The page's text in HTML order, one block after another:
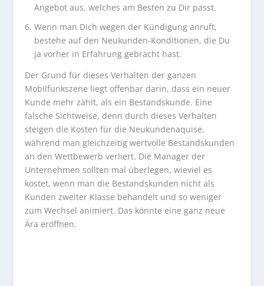
Angebot aus, welches am Besten zu Dir passt.
Wenn man Dich wegen der Kündigung anruft,
bestehe auf den Neukunden-Konditionen, die Du
ja vorher in Erfahrung gebracht hast.
Der Grund für dieses Verhalten der ganzen
Mobilfunkszene liegt offenbar darin, dass ein neuer
Kunde mehr zählt, als ein Bestandskunde. Eine
falsche Sichtweise, denn durch dieses Verhalten
steigen die Kosten für die Neukundenaquise,
während man gleichzeitig wertvolle Bestandskunden
an den Wettbewerb verliert. Die Manager der
Unternehmen sollten mal überlegen, wieviel es
kostet, wenn man die Bestandskunden nicht als
Kunden zweiter Klasse behandelt und so weniger
zum Wechsel animiert. Das könnte eine ganz neue
Ära eröffnen.